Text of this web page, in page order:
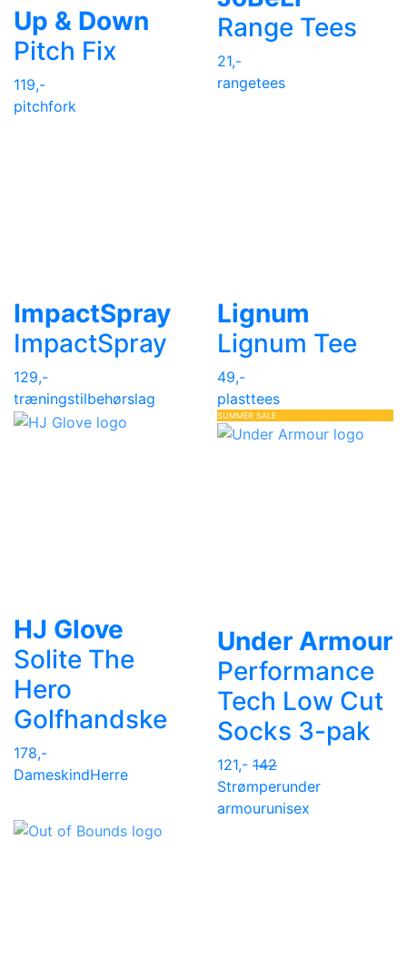
Up & Down
Pitch Fix
119,-
pitchfork
Range Tees
21,-
rangetees
ImpactSpray
ImpactSpray
129,-
træningstilbehørslag
Lignum
Lignum Tee
49,-
plasttees
HJ Glove
Solite The
Hero
Golfhandske
178,-
DameskindHerre
SUMMER SALE
Under Armour
Performance
Tech Low Cut
Socks 3-pak
121,- 142
Strømperunder
armourunisex